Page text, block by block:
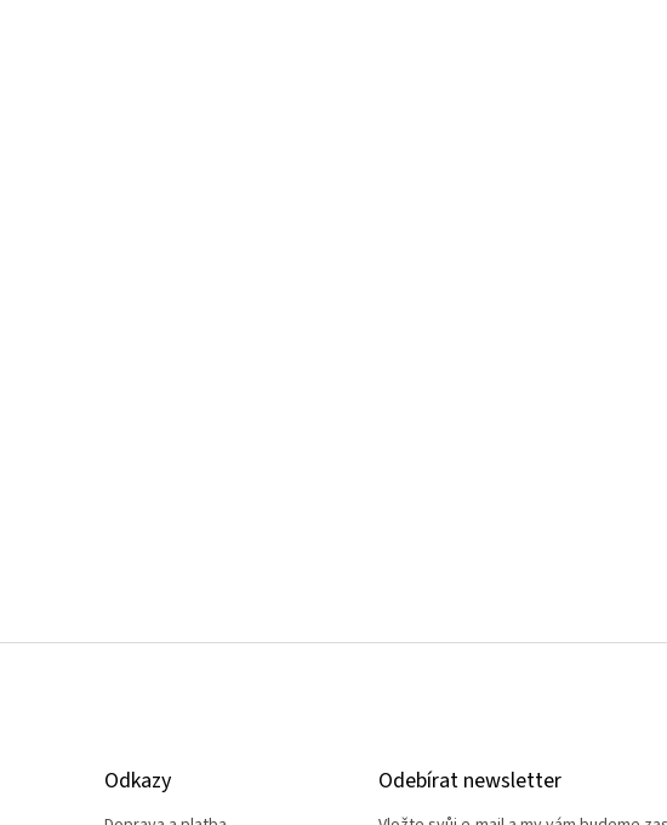
Odkazy Odebírat newsletter